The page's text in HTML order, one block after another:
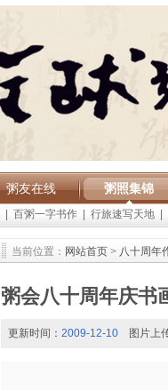
粥友在线 粥照集锦
百粥一字书作 行旅速写天地
当前位置： 网站首页 > 八十周年
粥会八十周年庆书
更新时间： 2009-12-10 图片上